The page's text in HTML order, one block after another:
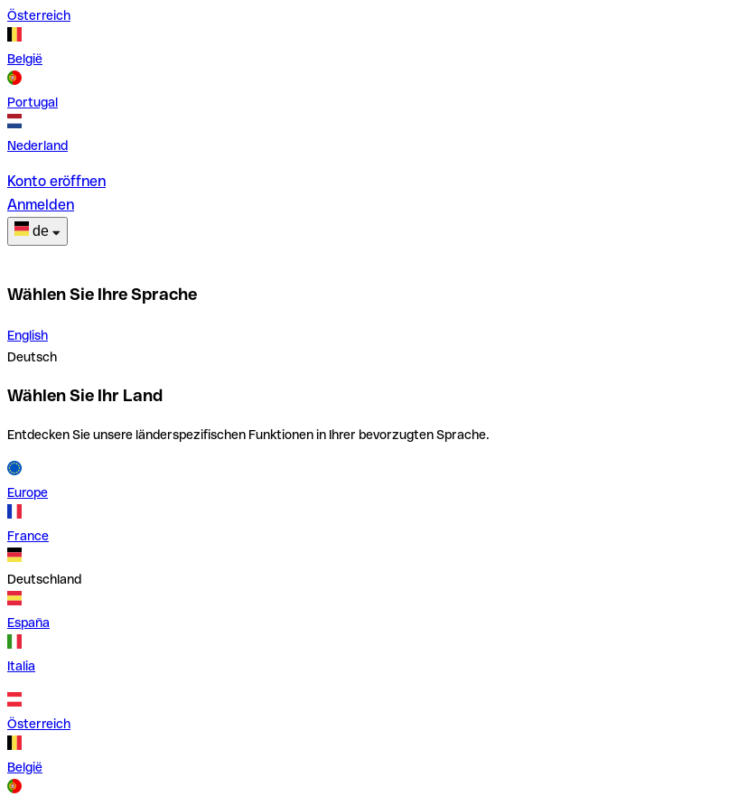
Österreich
België
Portugal
Nederland
Konto eröffnen
Anmelden
de
Wählen Sie Ihre Sprache
English
Deutsch
Wählen Sie Ihr Land
Entdecken Sie unsere länderspezifischen Funktionen in Ihrer bevorzugten Sprache.
Europe
France
Deutschland
España
Italia
Österreich
België